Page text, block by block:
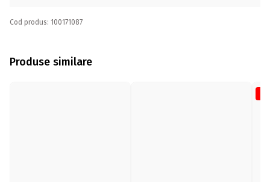
Cod produs: 100171087
Produse similare